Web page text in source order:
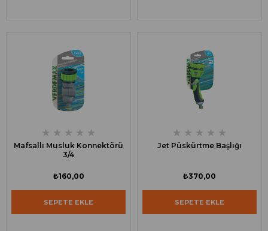
★ ★ ★ ★ ★
Mafsallı Musluk Konnektörü
3/4
₺160,00
SEPETE EKLE
★ ★ ★ ★ ★
Jet Püskürtme Başlığı
₺370,00
SEPETE EKLE